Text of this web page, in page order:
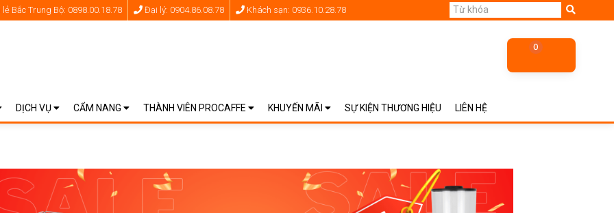
lẻ Bắc Trung Bộ: 0898.00.18.78 Đại lý: 0904.86.08.78 Khách sạn: 0936.10.28.78
DỊCH VỤ CẨM NANG THÀNH VIÊN PROCAFFE KHUYẾN MÃI SỰ KIỆN THƯƠNG HIỆU LIÊN HỆ
0